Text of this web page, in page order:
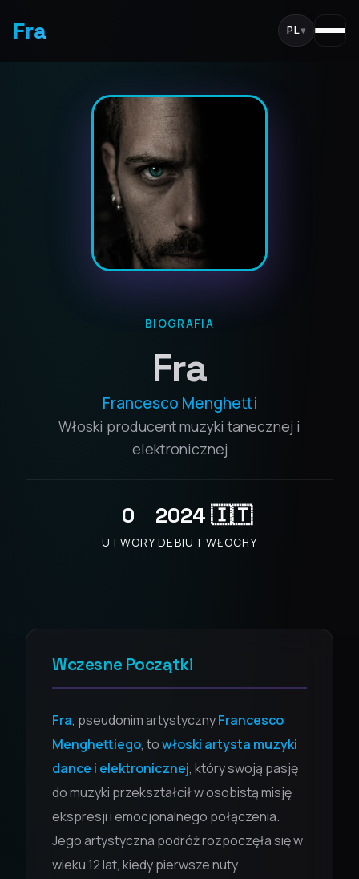
Fra PL▾
BIOGRAFIA
Fra
Francesco Menghetti
Włoski producent muzyki tanecznej i
elektronicznej
0
UTWORY
2024
DEBIUT
🇮🇹
WŁOCHY
Wczesne Początki
Fra, pseudonim artystycznyFrancesco
Menghettiego, towłoski artysta muzyki
dance i elektronicznej, który swoją pasję
do muzyki przekształcił w osobistą misję
ekspresji i emocjonalnego połączenia.
Jego artystyczna podróż rozpoczęła się w
wieku 12 lat, kiedy pierwsze nuty